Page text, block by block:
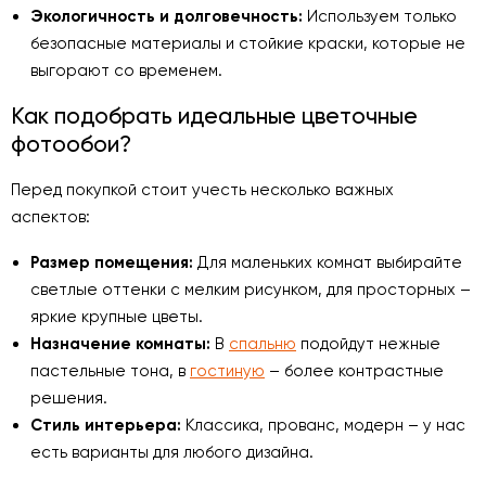
Экологичность и долговечность: Используем только
безопасные материалы и стойкие краски, которые не
выгорают со временем.
Как подобрать идеальные цветочные
фотообои?
Перед покупкой стоит учесть несколько важных
аспектов:
Размер помещения: Для маленьких комнат выбирайте
светлые оттенки с мелким рисунком, для просторных –
яркие крупные цветы.
Назначение комнаты: В спальню подойдут нежные
пастельные тона, в гостиную – более контрастные
решения.
Стиль интерьера: Классика, прованс, модерн – у нас
есть варианты для любого дизайна.